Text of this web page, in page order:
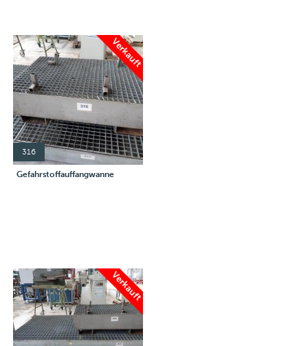
Verkauft
316
Gefahrstoffauffangwanne
Verkauft